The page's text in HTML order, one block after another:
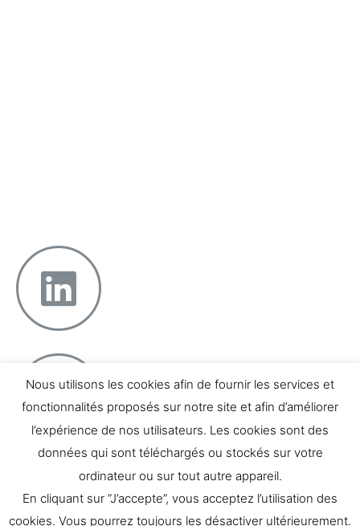
Contact
Nous utilisons les cookies afin de fournir les services et
fonctionnalités proposés sur notre site et afin d’améliorer
l’expérience de nos utilisateurs. Les cookies sont des
données qui sont téléchargés ou stockés sur votre
ordinateur ou sur tout autre appareil.
En cliquant sur ”J’accepte”, vous acceptez l’utilisation des
cookies. Vous pourrez toujours les désactiver ultérieurement.